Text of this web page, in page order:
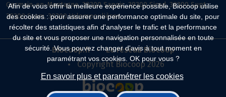
Afin de vous offrir la meilleure expérience possible, Biocoop utilise
des cookies : pour assurer une performance optimale du site, pour
récolter des statistiques afin d'analyser le trafic et la performance
du site et vous proposer une navigation personnalisée en toute
sécurité. Vous pouvez changer d'avis à tout moment en
paramétrant vos cookies. OK pour vous ?
En savoir plus et paramétrer les cookies
Germain-en-Montagne, 39300 Sapois, 39300 Sirod, 39300 Supt,
39300 Syam, 39300 Valempoulières
Biocoop.fr
Le réseau Biocoop
Copyright Biocoop 2026